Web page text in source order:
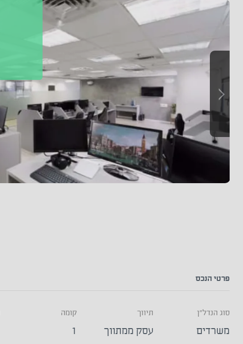
פרטי הנכס
סוג הנדל"ן
משרדים
תיווך
עסק ממתווך
קומה
1